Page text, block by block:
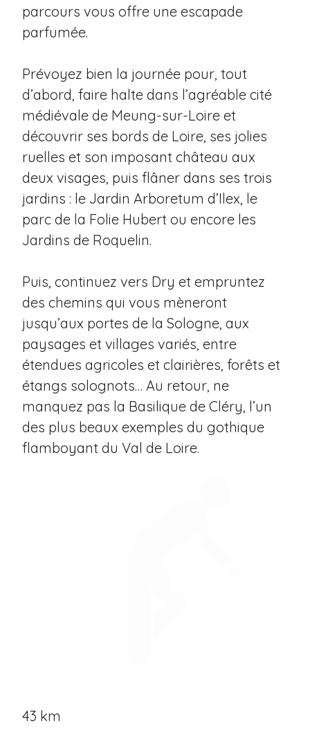
parcours vous offre une escapade
parfumée.
Prévoyez bien la journée pour, tout
d’abord, faire halte dans l’agréable cité
médiévale de Meung-sur-Loire et
découvrir ses bords de Loire, ses jolies
ruelles et son imposant château aux
deux visages, puis flâner dans ses trois
jardins : le Jardin Arboretum d’Ilex, le
parc de la Folie Hubert ou encore les
Jardins de Roquelin.
Puis, continuez vers Dry et empruntez
des chemins qui vous mèneront
jusqu’aux portes de la Sologne, aux
paysages et villages variés, entre
étendues agricoles et clairières, forêts et
étangs solognots… Au retour, ne
manquez pas la Basilique de Cléry, l’un
des plus beaux exemples du gothique
flamboyant du Val de Loire.
43 km